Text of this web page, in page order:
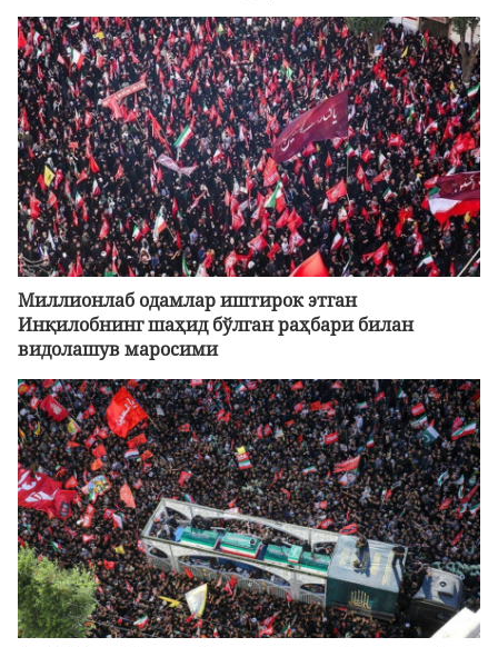
Миллионлаб одамлар иштирок этган
Инқилобнинг шаҳид бўлган раҳбари билан
видолашув маросими